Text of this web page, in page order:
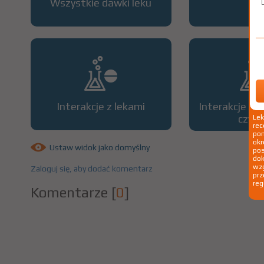
Wszystkie dawki leku
Interakcje z lekami
Interakcje z
Ustaw widok jako domyślny
Zaloguj się, aby dodać komentarz
Komentarze [0]